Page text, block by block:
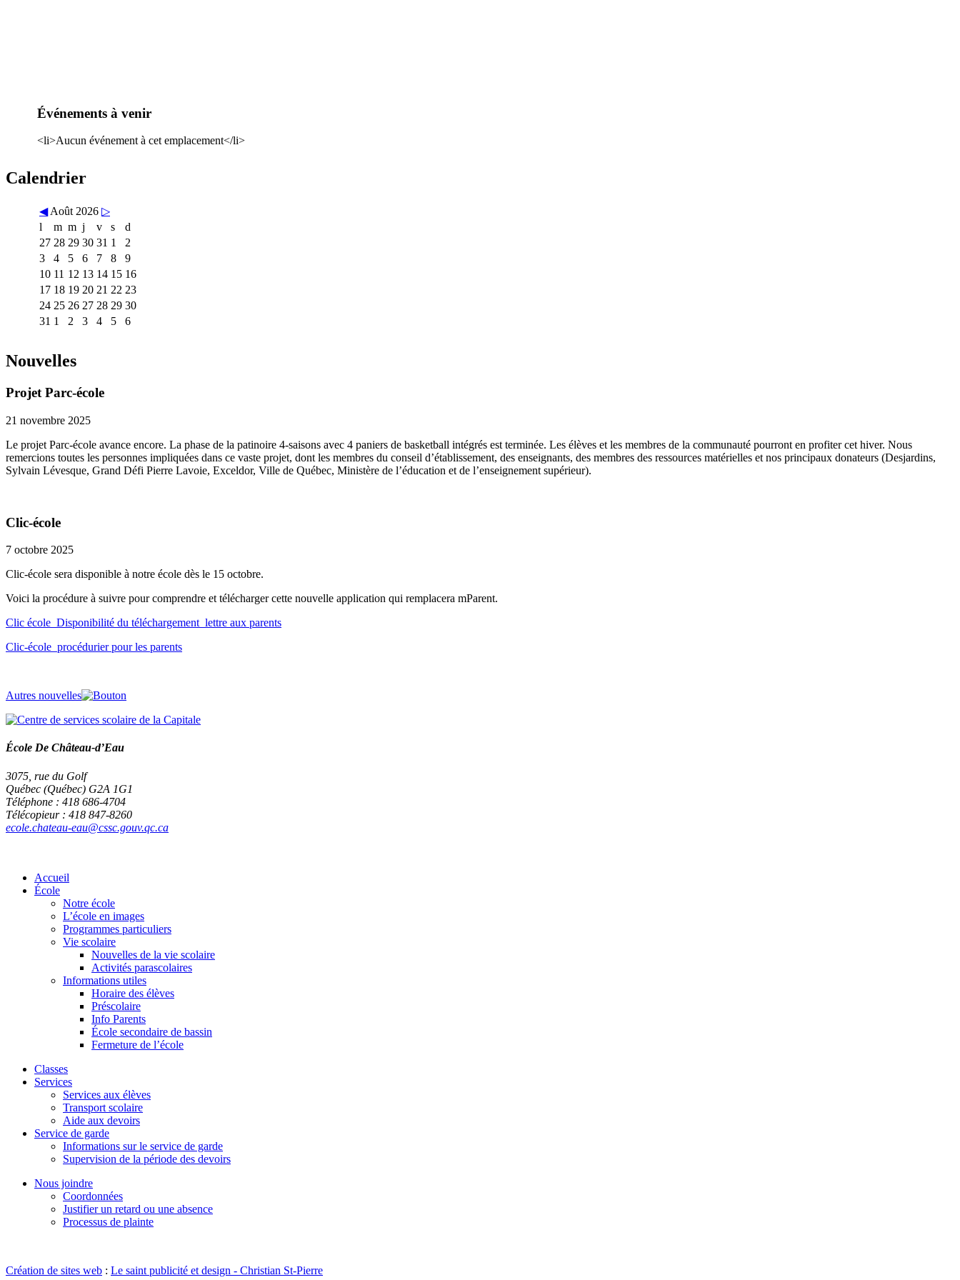
Événements à venir
<li>Aucun événement à cet emplacement</li>
Calendrier
◀ Août 2026 ▷
l
m m j v s
d
27 28 29 30 31 1
2
3
4 5 6 7 8
9
10 11 12 13 14 15 16
17 18 19 20 21 22 23
24 25 26 27 28 29 30
31 1 2 3 4 5 6
Nouvelles
Projet Parc-école
21 novembre 2025
Le projet Parc-école avance encore. La phase de la patinoire 4-saisons avec 4 paniers de basketball intégrés est terminée. Les élèves et les membres de la communauté pourront en profiter cet hiver. Nous
remercions toutes les personnes impliquées dans ce vaste projet, dont les membres du conseil d’établissement, des enseignants, des membres des ressources matérielles et nos principaux donateurs (Desjardins,
Sylvain Lévesque, Grand Défi Pierre Lavoie, Exceldor, Ville de Québec, Ministère de l’éducation et de l’enseignement supérieur).
Clic-école
7 octobre 2025
Clic-école sera disponible à notre école dès le 15 octobre.
Voici la procédure à suivre pour comprendre et télécharger cette nouvelle application qui remplacera mParent.
Clic école_Disponibilité du téléchargement_lettre aux parents
Clic-école_procédurier pour les parents
Autres nouvelles
École De Château-d’Eau
3075, rue du Golf
Québec (Québec) G2A 1G1
Téléphone : 418 686-4704
Télécopieur : 418 847-8260
ecole.chateau-eau@cssc.gouv.qc.ca
Accueil
École
Notre école
L’école en images
Programmes particuliers
Vie scolaire
Nouvelles de la vie scolaire
Activités parascolaires
Informations utiles
Horaire des élèves
Préscolaire
Info Parents
École secondaire de bassin
Fermeture de l’école
Classes
Services
Services aux élèves
Transport scolaire
Aide aux devoirs
Service de garde
Informations sur le service de garde
Supervision de la période des devoirs
Nous joindre
Coordonnées
Justifier un retard ou une absence
Processus de plainte
Création de sites web : Le saint publicité et design - Christian St-Pierre